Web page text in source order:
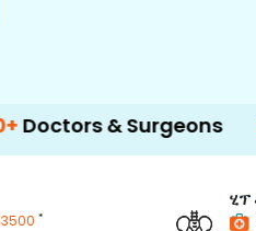
Surgeons 14+
*
ሂፕ